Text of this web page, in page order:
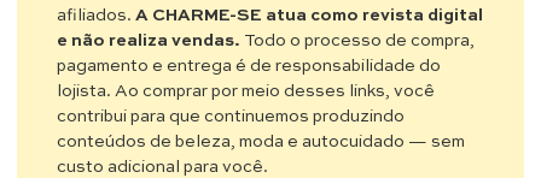
afiliados.A CHARME-SE atua como revista digital
e não realiza vendas. Todo o processo de compra,
pagamento e entrega é de responsabilidade do
lojista. Ao comprar por meio desses links, você
contribui para que continuemos produzindo
conteúdos de beleza, moda e autocuidado — sem
custo adicional para você.